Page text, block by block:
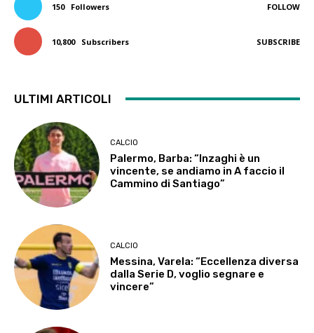
150 Followers FOLLOW
10,800 Subscribers SUBSCRIBE
ULTIMI ARTICOLI
CALCIO
Palermo, Barba: “Inzaghi è un
vincente, se andiamo in A faccio il
Cammino di Santiago”
CALCIO
Messina, Varela: “Eccellenza diversa
dalla Serie D, voglio segnare e
vincere”